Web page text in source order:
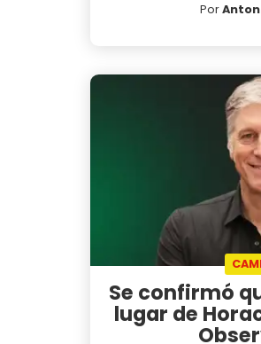
Por
Se confirmó
lugar de